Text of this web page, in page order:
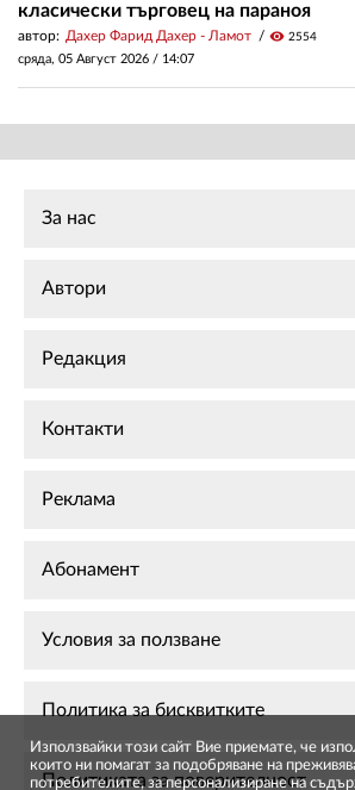
класически търговец на параноя
автор: Дахер Фарид Дахер - Ламот visibility 2554
сряда, 05 Август 2026 / 14:07
За нас
Автори
Редакция
Контакти
Реклама
Абонамент
Условия за ползване
Политика за бисквитките
Политиката за поверителност
Използвайки този сайт Вие приемате, че
които ни помагат за подобряване на
потребителите, за персонализиране на